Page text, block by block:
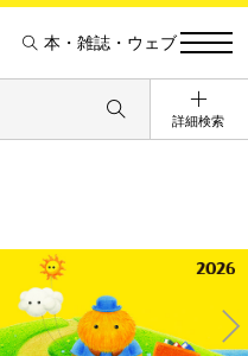
本・雑誌・ウェブ
詳細検索